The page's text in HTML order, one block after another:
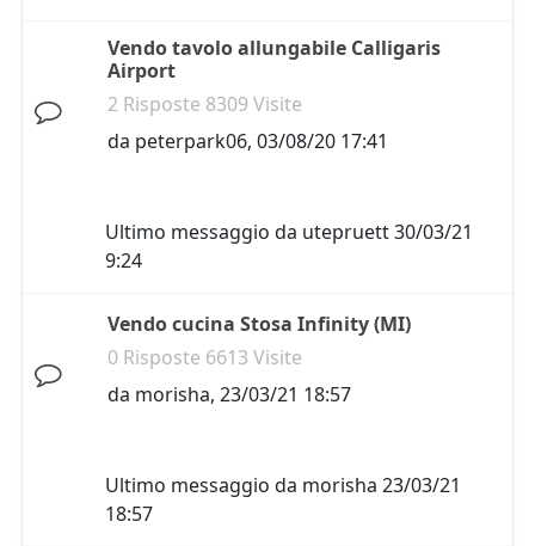
Vendo tavolo allungabile Calligaris
Airport
2 Risposte 8309 Visite
da peterpark06, 03/08/20 17:41
Ultimo messaggio da utepruett30/03/21
9:24
Vendo cucina Stosa Infinity (MI)
0 Risposte 6613 Visite
da morisha, 23/03/21 18:57
Ultimo messaggio da morisha 23/03/21
18:57